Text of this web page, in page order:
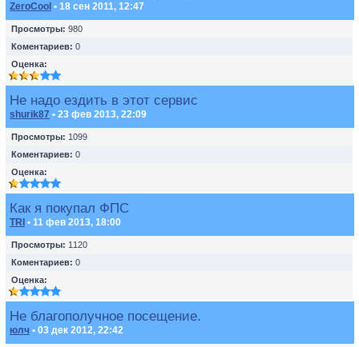
ZeroCool • 18 сен 2011, 12:47
Просмотры: 980
Коментариев: 0
Оценка:
Не надо ездить в этот сервис
shurik87 • 23 фев 2013, 22:09
Просмотры: 1099
Коментариев: 0
Оценка:
Как я покупал ФПС
TRI • 11 фев 2013, 18:00
Просмотры: 1120
Коментариев: 0
Оценка:
Не благополучное посещение.
юлч • 03 дек 2012, 22:42